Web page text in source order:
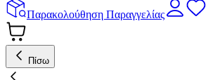
Παρακολούθηση Παραγγελίας
Πίσω